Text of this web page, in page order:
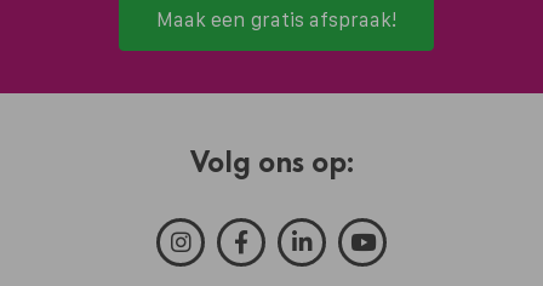
Maak een gratis afspraak!
Volg ons op: